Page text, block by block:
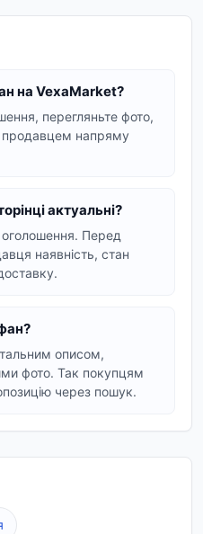
до грайливих міні,
з об'ємною спідницею,
або регульованими
ідеальну посадку.
принт додасть
– динамічності.
або кедами для
кросбоді або легкий
ваше літнє
протягом
ідеальний варіант!
на VexaMarket?
перегляньте фото,
продавцем напряму
актуальні?
оголошення. Перед
наявність, стан
описом,
фото. Так покупцям
через пошук.